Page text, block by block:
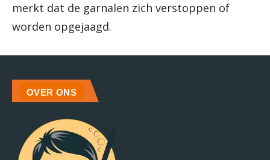
merkt dat de garnalen zich verstoppen of
worden opgejaagd.
OVER ONS